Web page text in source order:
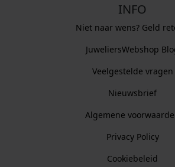
INFO
Niet naar wens? Geld
JuweliersWebshop
Veelgestelde vragen
Nieuwsbrief
Algemene
Privacy Policy
Cookiebeleid